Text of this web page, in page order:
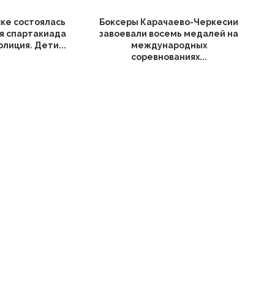
состоялась
спартакиада
Дети...
Боксеры Карачаево-Черкесии
завоевали восемь медалей на
международных
соревнованиях...